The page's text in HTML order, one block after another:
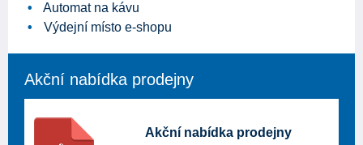
Automat na kávu
Výdejní místo e-shopu
Akční nabídka prodejny
Akční nabídka prodejny